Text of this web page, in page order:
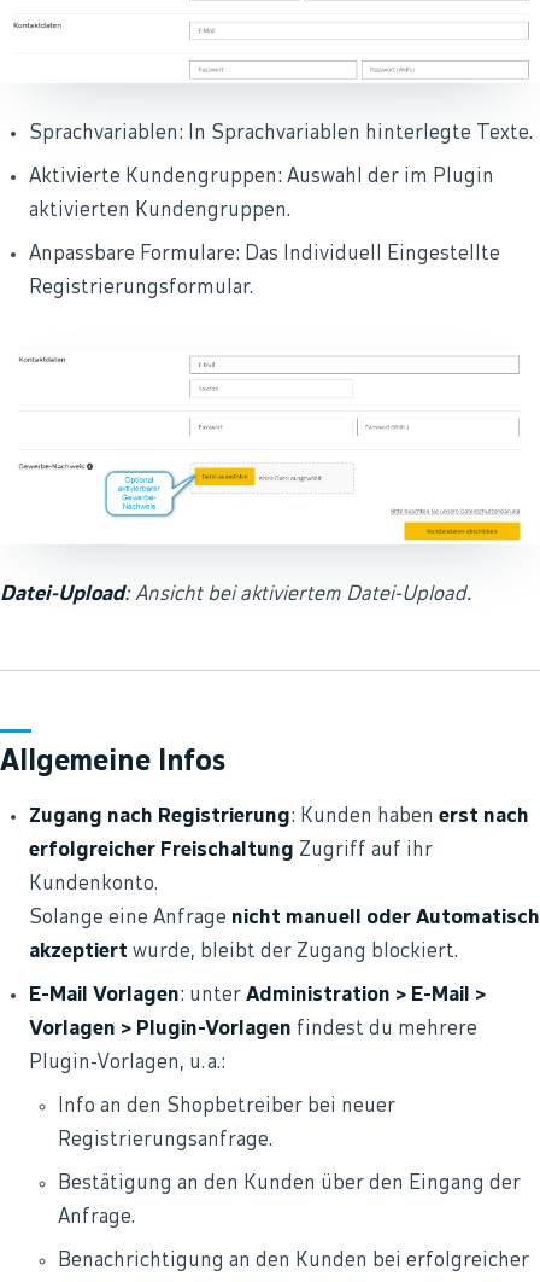
Sprachvariablen: In Sprachvariablen hinterlegte Texte.
Aktivierte Kundengruppen: Auswahl der im Plugin
aktivierten Kundengruppen.
Anpassbare Formulare: Das Individuell Eingestellte
Registrierungsformular.
Datei-Upload: Ansicht bei aktiviertem Datei-Upload.
Allgemeine Infos
Zugang nach Registrierung: Kunden haben erst nach
erfolgreicher Freischaltung Zugriff auf ihr
Kundenkonto.
Solange eine Anfrage nicht manuell oder Automatisch
akzeptiert wurde, bleibt der Zugang blockiert.
E-Mail Vorlagen: unter Administration > E-Mail >
Vorlagen > Plugin-Vorlagen findest du mehrere
Plugin-Vorlagen, u. a.:
Info an den Shopbetreiber bei neuer
Registrierungsanfrage.
Bestätigung an den Kunden über den Eingang der
Anfrage.
Benachrichtigung an den Kunden bei erfolgreicher